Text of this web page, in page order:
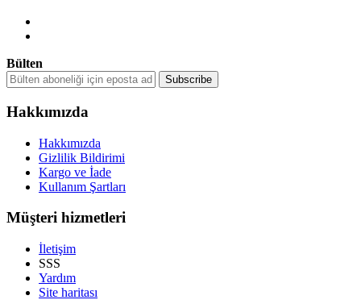
Bülten
Hakkımızda
Hakkımızda
Gizlilik Bildirimi
Kargo ve İade
Kullanım Şartları
Müşteri hizmetleri
İletişim
SSS
Yardım
Site haritası